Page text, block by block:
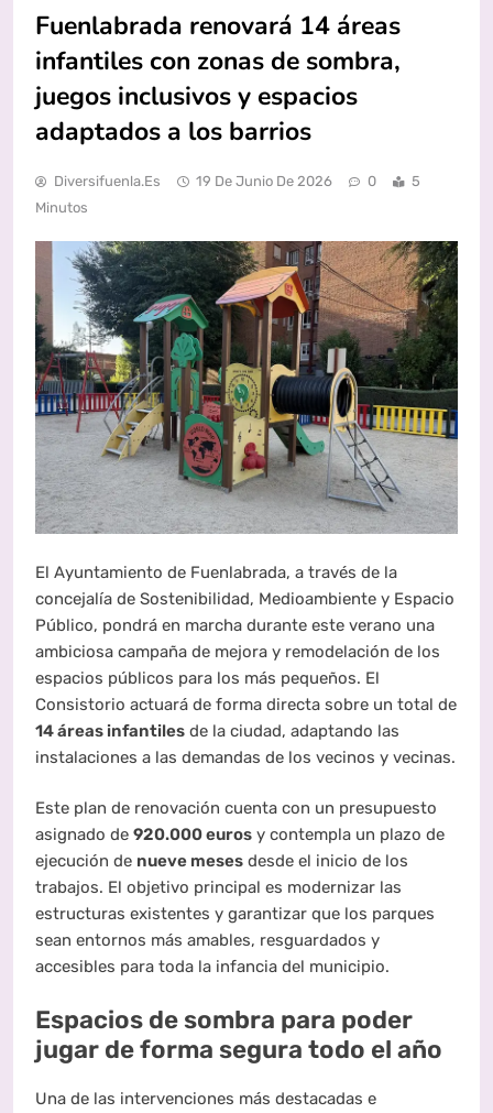
Fuenlabrada renovará 14 áreas
infantiles con zonas de sombra,
juegos inclusivos y espacios
adaptados a los barrios
Diversifuenla.es 19 De Junio De 2026 0
5
Minutos
El Ayuntamiento de Fuenlabrada, a través de la
concejalía de Sostenibilidad, Medioambiente y Espacio
Público, pondrá en marcha durante este verano una
ambiciosa campaña de mejora y remodelación de los
espacios públicos para los más pequeños. El
Consistorio actuará de forma directa sobre un total de
14 áreas infantiles de la ciudad, adaptando las
instalaciones a las demandas de los vecinos y vecinas.
Este plan de renovación cuenta con un presupuesto
asignado de 920.000 euros y contempla un plazo de
ejecución de nueve meses desde el inicio de los
trabajos. El objetivo principal es modernizar las
estructuras existentes y garantizar que los parques
sean entornos más amables, resguardados y
accesibles para toda la infancia del municipio.
Espacios de sombra para poder
jugar de forma segura todo el año
Una de las intervenciones más destacadas e